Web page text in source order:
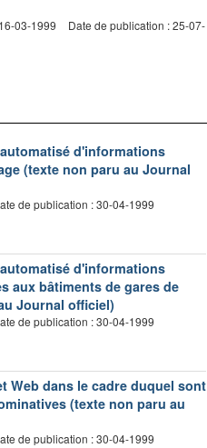
03-1999
Date de publication : 25-07-
d'informations
(texte non paru au Journal
de publication : 30-04-1999
d'informations
aux bâtiments de gares de
Journal officiel)
de publication : 30-04-1999
Web dans le cadre duquel sont
(texte non paru au
de publication : 30-04-1999